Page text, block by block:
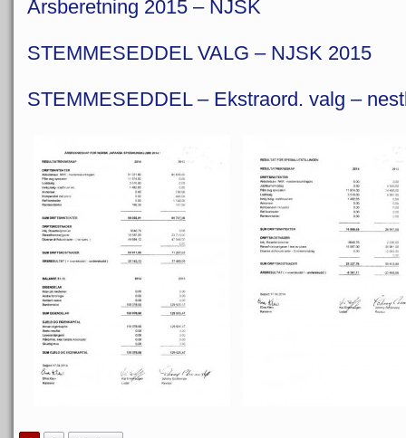
Årsberetning 2015 – NJSK
STEMMESEDDEL VALG – NJSK 2015
STEMMESEDDEL – Ekstraord. valg –